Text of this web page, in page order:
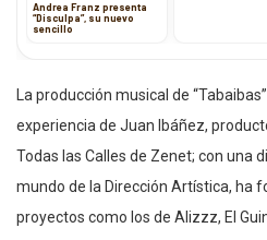
Andrea Franz presenta
“Disculpa”, su nuevo
sencillo
La producción musical de
experiencia de Juan Ibáñez,
Todas las Calles de Zenet; con una
mundo de la Dirección Artística, ha
proyectos como los de Alizzz, El